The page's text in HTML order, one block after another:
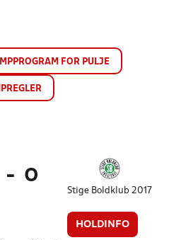
FOR PULJE
- 0
Stige Boldklub 2017
HOLDINFO